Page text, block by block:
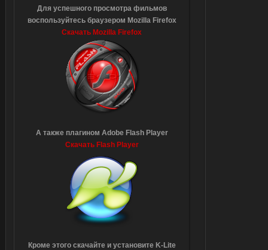
Для успешного просмотра фильмов
воспользуйтесь браузером Mozilla Firefox
Скачать Mozilla Firefox
А также плагином Adobe Flash Player
Скачать Flash Player
Кроме этого скачайте и установите K-Lite